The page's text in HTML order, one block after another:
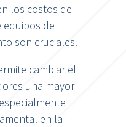
los costos de
de
son cruciales.
cambiar el
una mayor
en la